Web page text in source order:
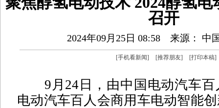
召开
2024年09月25日 08:58 来源： 中
[手机看新闻] [推荐朋友] [打印本稿]
9月24日，由中国电动汽车百
电动汽车百人会商用车电动智能